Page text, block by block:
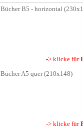
Bücher B5 - horizontal
-> klicke für
Bücher A5 quer (210x148)
-> klicke für